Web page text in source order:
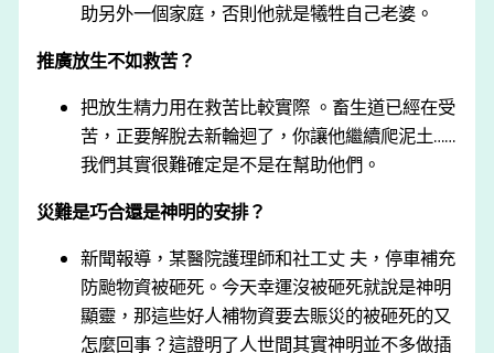
助另外⼀個家庭，否則他就是犧牲⾃⼰老婆。
推廣放生不如救苦？
把放生精力用在救苦比較實際 。畜生道已經在受
苦，正要解脫去新輪迴了，你讓他繼續爬泥土……
我們其實很難確定是不是在幫助他們。
災難是巧合還是神明的安排？
新聞報導，某醫院護理師和社工丈 夫，停車補充
防颱物資被砸死。今天幸運沒被砸死就說是神明
顯靈，那這些好人補物資要去賑災的被砸死的又
怎麼回事？這證明了人世間其實神明並不多做插